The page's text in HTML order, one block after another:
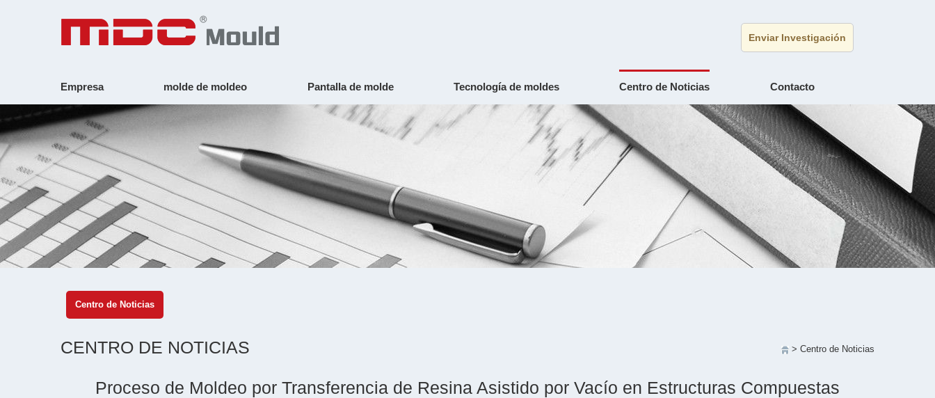
Enviar Investigación
Empresa molde de moldeo Pantalla de molde Tecnología de moldes Centro de Noticias Contacto
Centro de Noticias
CENTRO DE NOTICIAS > Centro de Noticias
Proceso de Moldeo por Transferencia de Resina Asistido por Vacío en Estructuras Compuestas